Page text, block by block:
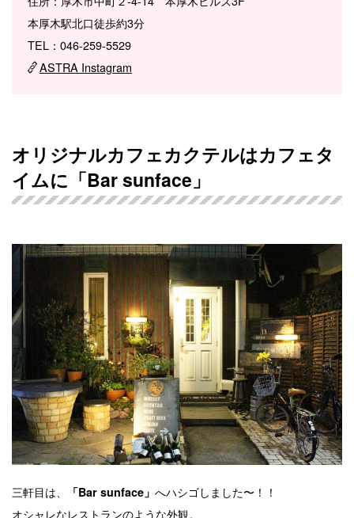
本厚木駅北口徒歩約3分
TEL：046-259-5529
ASTRA Instagram
オリジナルカフェカクテルはカフェタ
イムに「Bar sunface」
三軒目は、 「Bar sunface」 へハシゴしました〜！！
オシャレなレストランのような外観。